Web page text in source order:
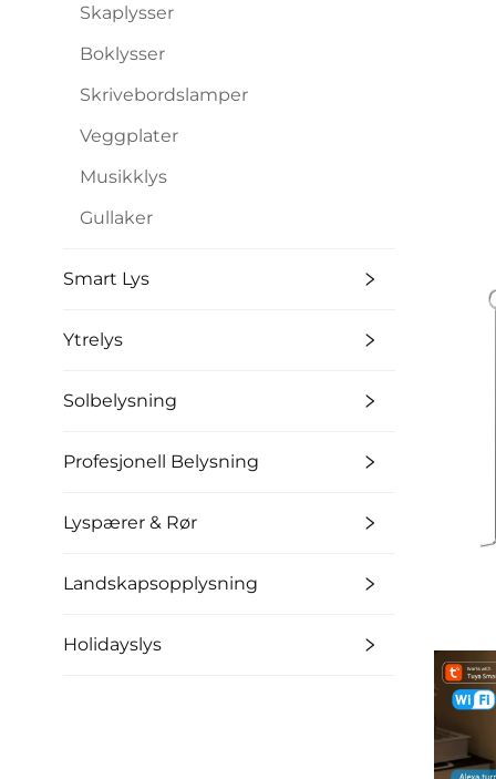
Skaplysser
Boklysser
Skrivebordslamper
Veggplater
Musikklys
Gullaker
Smart Lys
Ytrelys
Solbelysning
Profesjonell Belysning
Lyspærer & Rør
Landskapsopplysning
Holidayslys